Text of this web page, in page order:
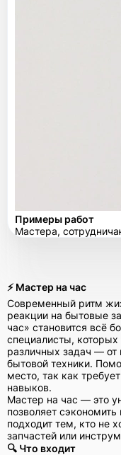
Примеры работ
Мастера,
⚡ Мастер на час
Современный ритм
реакции на бытовые
час» становится всё
специалисты,
различных задач — от
бытовой техники.
место, так как
навыков.
Мастер на час — это
позволяет
подходит тем, кто не
запчастей или
🔍 Что входит